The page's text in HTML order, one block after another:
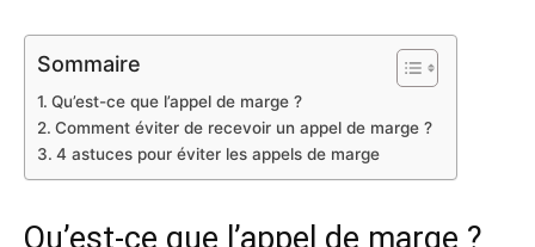
Sommaire
Qu’est-ce que l’appel de marge ?
Comment éviter de recevoir un appel de marge ?
4 astuces pour éviter les appels de marge
Qu’est-ce que l’appel de marge ?